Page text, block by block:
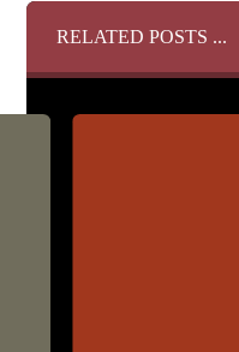
RELATED POSTS ...